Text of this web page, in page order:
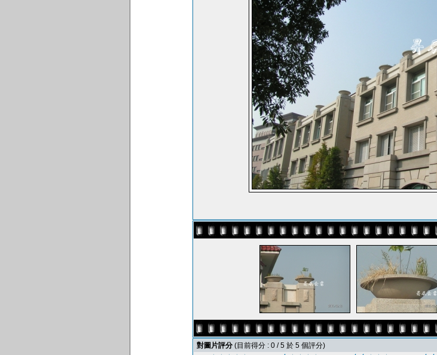
對圖片評分 (目前得分 : 0 / 5 於 5 個評分)